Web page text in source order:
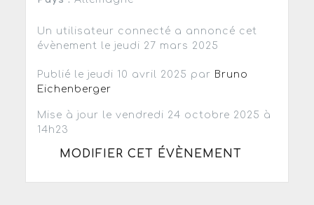
Un utilisateur connecté a annoncé cet
évènement le jeudi 27 mars 2025
Publié le jeudi 10 avril 2025 par Bruno
Eichenberger
Mise à jour le vendredi 24 octobre 2025 à
14h23
MODIFIER CET ÉVÈNEMENT